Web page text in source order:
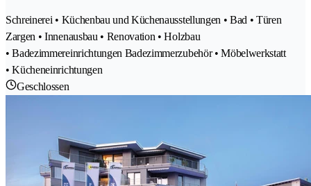
Schreinerei • Küchenbau und Küchenausstellungen • Bad • Türen
Zargen • Innenausbau • Renovation • Holzbau
• Badezimmereinrichtungen Badezimmerzubehör • Möbelwerkstatt
• Kücheneinrichtungen
Geschlossen